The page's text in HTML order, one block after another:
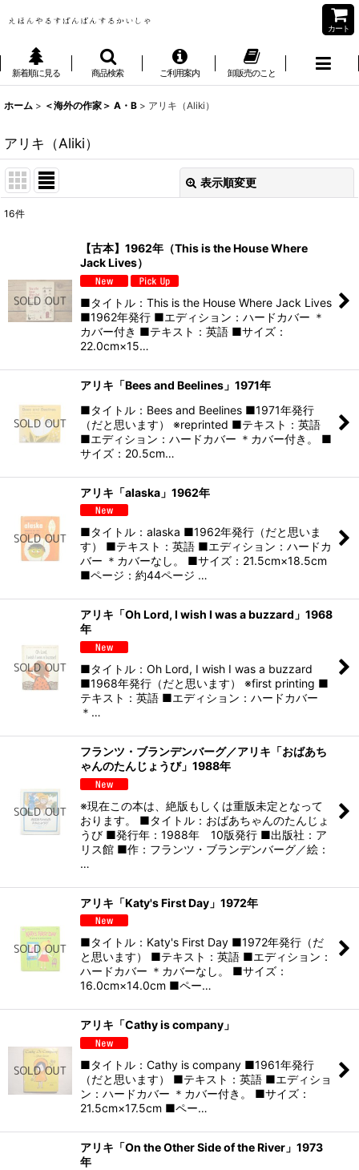
カート
新着順に見る 商品検索 ご利用案内 卸販売のこと
ホーム > ＜海外の作家＞ A・B > アリキ（Aliki）
アリキ（Aliki）
表示順変更
絞り込む
16件
【古本】1962年（This is the House Where
Jack Lives）
■タイトル：This is the House Where Jack Lives
■1962年発行 ■エディション：ハードカバー ＊
カバー付き ■テキスト：英語 ■サイズ：
22.0cm×15…
アリキ「Bees and Beelines」1971年
■タイトル：Bees and Beelines ■1971年発行
（だと思います） ※reprinted ■テキスト：英語
■エディション：ハードカバー ＊カバー付き。 ■
サイズ：20.5cm…
アリキ「alaska」1962年
■タイトル：alaska ■1962年発行（だと思いま
す） ■テキスト：英語 ■エディション：ハードカ
バー ＊カバーなし。 ■サイズ：21.5cm×18.5cm
■ページ：約44ページ …
アリキ「Oh Lord, I wish I was a buzzard」1968
年
■タイトル：Oh Lord, I wish I was a buzzard
■1968年発行（だと思います） ※first printing ■
テキスト：英語 ■エディション：ハードカバー
＊…
フランツ・ブランデンバーグ／アリキ「おばあち
ゃんのたんじょうび」1988年
※現在この本は、絶版もしくは重版未定となって
おります。 ■タイトル：おばあちゃんのたんじょ
うび ■発行年：1988年 10版発行 ■出版社：ア
リス館 ■作：フランツ・ブランデンバーグ／絵：
…
アリキ「Katy's First Day」1972年
■タイトル：Katy's First Day ■1972年発行（だ
と思います） ■テキスト：英語 ■エディション：
ハードカバー ＊カバーなし。 ■サイズ：
16.0cm×14.0cm ■ペー…
アリキ「Cathy is company」
■タイトル：Cathy is company ■1961年発行
（だと思います） ■テキスト：英語 ■エディショ
ン：ハードカバー ＊カバー付き。 ■サイズ：
21.5cm×17.5cm ■ペー…
アリキ「On the Other Side of the River」1973
年